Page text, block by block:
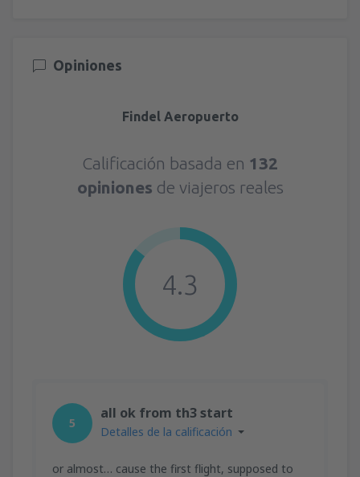
Opiniones
Findel Aeropuerto
Calificación basada en 132
opiniones de viajeros reales
4.3
5
all ok from th3 start
Detalles de la calificación
or almost… cause the first flight, supposed to